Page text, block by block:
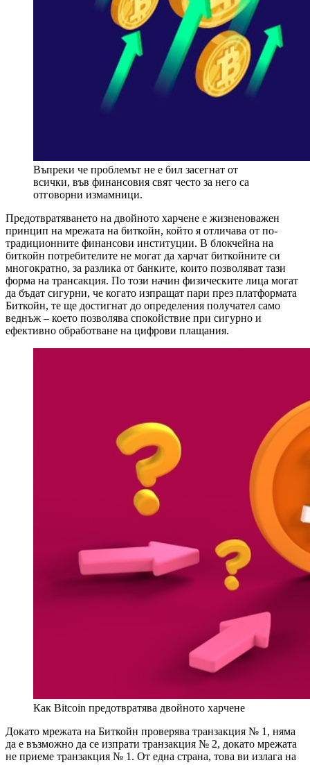
Въпреки че проблемът не е бил засегнат от
всички, във финансовия свят често за него са
отговорни измамници.
Предотвратяването на двойното харчене е жизненоважен
принцип на мрежата на биткойн, който я отличава от по-
традиционните финансови институции. В блокчейна на
биткойн потребителите не могат да харчат биткойните си
многократно, за разлика от банките, които позволяват тази
форма на трансакция. По този начин физическите лица могат
да бъдат сигурни, че когато изпращат пари през платформата
Биткойн, те ще достигнат до определения получател само
веднъж – което позволява спокойствие при сигурно и
ефективно обработване на цифрови плащания.
Как Bitcoin предотвратява двойното харчене
Докато мрежата на Биткойн проверява транзакция № 1, няма
да е възможно да се изпрати транзакция № 2, докато мрежата
не приеме транзакция № 1. От една страна, това ви излага на